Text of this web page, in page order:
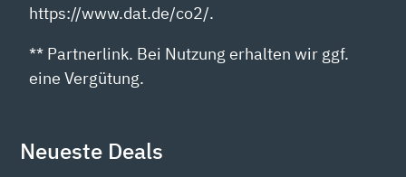
https://www.dat.de/co2/.
** Partnerlink. Bei Nutzung erhalten wir ggf.
eine Vergütung.
Neueste Deals